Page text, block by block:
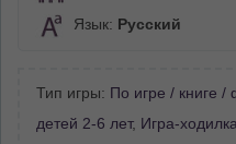
Язык: Русский
Тип игры: По игре / книге /
детей 2-6 лет, Игра-